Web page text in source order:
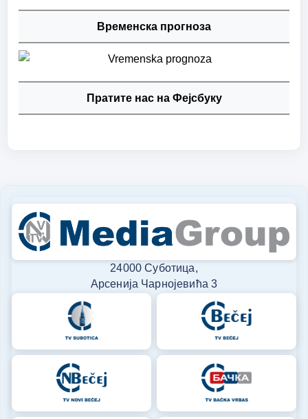
Временска прогноза
Пратите нас на Фејсбуку
24000 Суботица,
Арсенија Чарнојевића 3